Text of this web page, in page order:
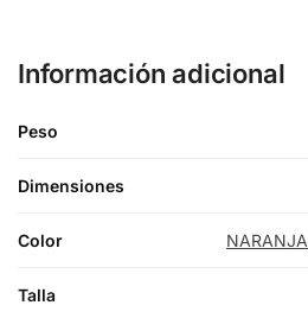
Información adicional
Peso
Dimensiones
Color NARANJA
Talla